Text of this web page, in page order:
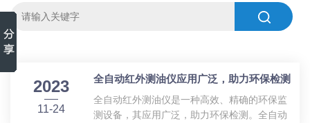
2023
11-24
全自动红外测油仪应用广泛，助力环保检测
全自动红外测油仪是一种高效、精确的环保监
测设备，其应用广泛，助力环保检测。全自动